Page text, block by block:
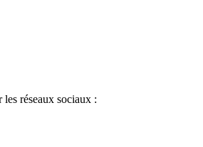
réseaux sociaux :